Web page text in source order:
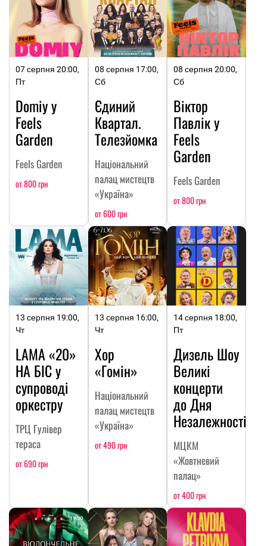
07 серпня 20:00,
Пт
Domiy у
Feels
Garden
Feels Garden
от 800 грн
08 серпня 17:00,
Сб
Єдиний
Квартал.
Телезйомка
Національний
палац мистецтв
«Україна»
от 600 грн
08 серпня 20:00,
Сб
Віктор
Павлік у
Feels
Garden
Feels Garden
от 800 грн
13 серпня 19:00,
Чт
LAMA «20»
НА БІС у
супроводі
оркестру
ТРЦ Гулівер
тераса
от 690 грн
13 серпня 16:00,
Чт
Хор
«Гомін»
Національний
палац мистецтв
«Україна»
от 490 грн
14 серпня 18:00,
Пт
Дизель Шоу
Великі
концерти
до Дня
Незалежності
МЦКМ
«Жовтневий
палац»
от 400 грн